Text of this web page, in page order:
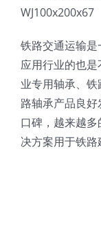
WJ100x200x67
铁路交通运输
应用行业的也
业专用轴承、
路轴承产品良
口碑，越来越
决方案用于铁路